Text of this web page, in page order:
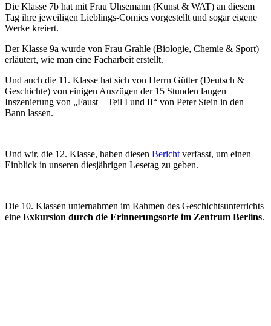
Die Klasse 7b hat mit Frau Uhsemann (Kunst & WAT) an diesem
Tag ihre jeweiligen Lieblings-Comics vorgestellt und sogar eigene
Werke kreiert.
Der Klasse 9a wurde von Frau Grahle (Biologie, Chemie & Sport)
erläutert, wie man eine Facharbeit erstellt.
Und auch die 11. Klasse hat sich von Herrn Gütter (Deutsch &
Geschichte) von einigen Auszügen der 15 Stunden langen
Inszenierung von „Faust – Teil I und II“ von Peter Stein in den
Bann lassen.
Und wir, die 12. Klasse, haben diesen Bericht verfasst, um einen
Einblick in unseren diesjährigen Lesetag zu geben.
Die 10. Klassen unternahmen im Rahmen des Geschichtsunterrichts
eine Exkursion durch die Erinnerungsorte im Zentrum Berlins.